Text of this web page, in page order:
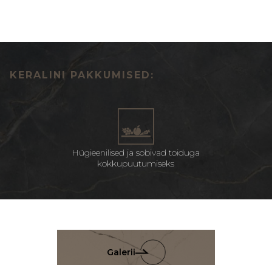
KERALINI PAKKUMISED:
Hügieenilised ja sobivad toiduga
kokkupuutumiseks
Galerii